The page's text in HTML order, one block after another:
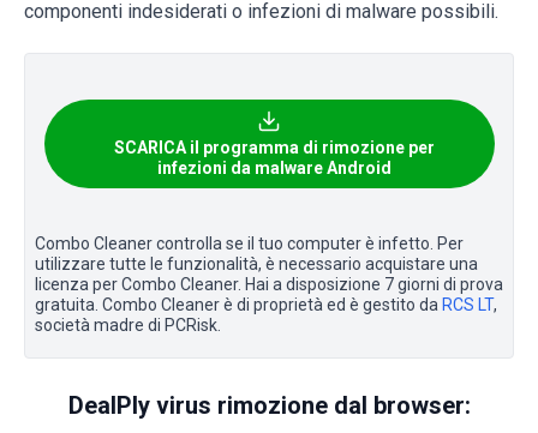
componenti indesiderati o infezioni di malware possibili.
SCARICA il programma di rimozione per
infezioni da malware Android
Combo Cleaner controlla se il tuo computer è infetto. Per
utilizzare tutte le funzionalità, è necessario acquistare una
licenza per Combo Cleaner. Hai a disposizione 7 giorni di prova
gratuita. Combo Cleaner è di proprietà ed è gestito da RCS LT,
società madre di PCRisk.
DealPly virus rimozione dal browser: